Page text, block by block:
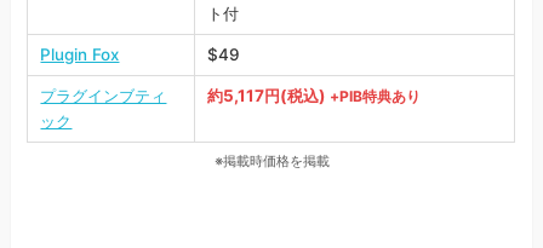
ト付
Plugin Fox $49
プラグインブティ
ック
約5,117円(税込) +PIB特典あり
※掲載時価格を掲載